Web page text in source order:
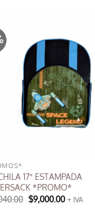
17″ ESTAMPADA
*PROMO*
El
precio
$9,000.00El+ IVA